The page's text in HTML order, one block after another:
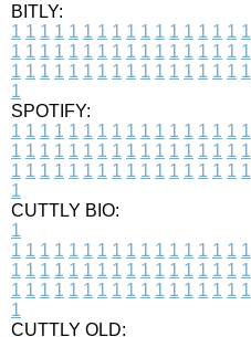
BITLY:
1 1 1 1 1 1 1 1 1 1 1 1 1 1 1 1 1
1 1 1 1 1 1 1 1 1 1 1 1 1 1 1 1 1
1 1 1 1 1 1 1 1 1 1 1 1 1 1 1 1 1
1
SPOTIFY:
1 1 1 1 1 1 1 1 1 1 1 1 1 1 1 1 1
1 1 1 1 1 1 1 1 1 1 1 1 1 1 1 1 1
1 1 1 1 1 1 1 1 1 1 1 1 1 1 1 1 1
1
CUTTLY BIO:
1
1 1 1 1 1 1 1 1 1 1 1 1 1 1 1 1 1
1 1 1 1 1 1 1 1 1 1 1 1 1 1 1 1 1
1 1 1 1 1 1 1 1 1 1 1 1 1 1 1 1 1
1
CUTTLY OLD: